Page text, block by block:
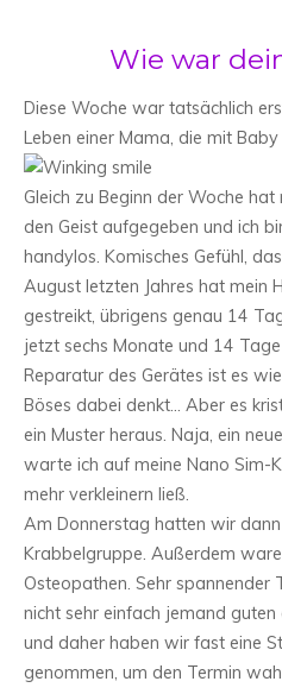
Wie war
Diese Woche war tatsächlich
Leben einer Mama, die mit Baby
Gleich zu Beginn der Woche
den Geist aufgegeben und ich
handylos. Komisches Gefühl,
August letzten Jahres hat mein
gestreikt, übrigens genau 14
jetzt sechs Monate und 14
Reparatur des Gerätes ist es
Böses dabei denkt… Aber es
ein Muster heraus. Naja, ein
warte ich auf meine Nano Sim-
mehr verkleinern ließ.
Am Donnerstag hatten wir
Krabbelgruppe. Außerdem
Osteopathen. Sehr spannender
nicht sehr einfach jemand
und daher haben wir fast eine
genommen, um den Termin